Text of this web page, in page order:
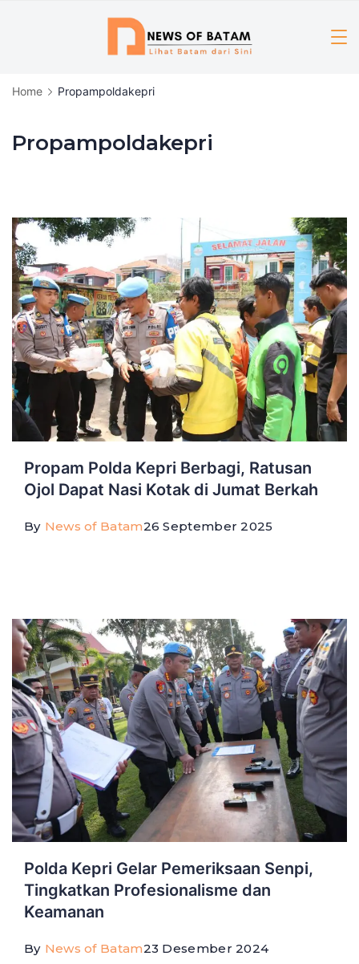
Home Propampoldakepri
Propampoldakepri
Propam Polda Kepri Berbagi, Ratusan
Ojol Dapat Nasi Kotak di Jumat Berkah
By News of Batam26 September 2025
Polda Kepri Gelar Pemeriksaan Senpi,
Tingkatkan Profesionalisme dan
Keamanan
By News of Batam23 Desember 2024